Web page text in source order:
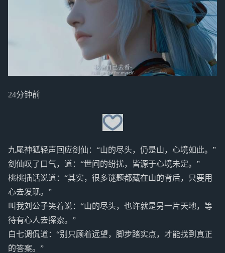
24分钟前
九尾神狐轻声回应剑仙：“山的尽头，仍是山，心境如此。”
剑仙叹了口气，道：“世间的纷扰，皆源于心境未定。”
桃桃插话说道：“其实，很多谜题都藏在山的背后，只要用
心去发现。”
叫我刘公子笑着说：“山的尽头，也许就是另一片天地，等
待有心人去探索。”
白七调侃道：“别只顾着远望，脚步踏实点，才能找到真正
的答案。”